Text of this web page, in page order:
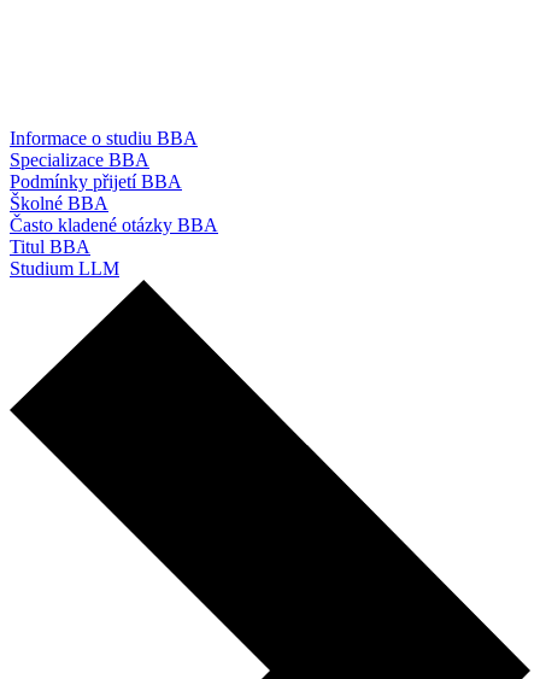
Informace o studiu BBA
Specializace BBA
Podmínky přijetí BBA
Školné BBA
Často kladené otázky BBA
Titul BBA
Studium LLM